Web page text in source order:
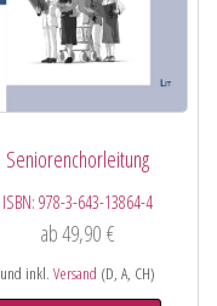
Seniorenchorleitung
ISBN: 978-3-643-13864-4
ab49,90 €
und inkl. Versand (D, A, CH)